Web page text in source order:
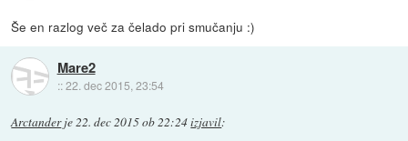
Še en razlog več za čelado pri smučanju :)
Mare2
::22. dec 2015, 23:54
Arctanderje22. dec 2015 ob 22:24izjavil: